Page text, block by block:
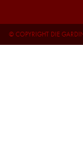
© COPYRIGHT DIE